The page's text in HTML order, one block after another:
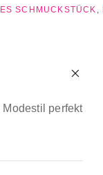
SCHMUCKSTÜCK ,
perfekt